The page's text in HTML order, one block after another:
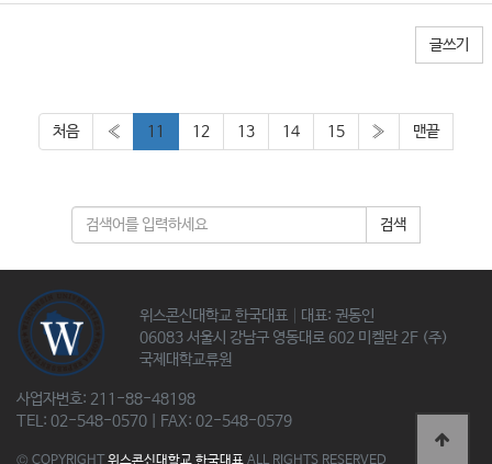
글쓰기
처음 « 11 12 13 14 15 » 맨끝
검색
위스콘신대학교 한국대표│대표: 권동인
06083 서울시 강남구 영동대로 602 미켈란 2F (주)
국제대학교류원
사업자번호: 211-88-48198
TEL: 02-548-0570 | FAX: 02-548-0579
© COPYRIGHT위스콘신대학교 한국대표 ALL RIGHTS RESERVED